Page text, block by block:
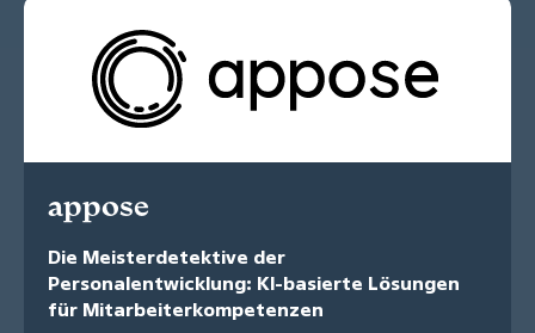
appose
Die Meisterdetektive der
Personalentwicklung: KI-basierte Lösungen
für Mitarbeiterkompetenzen